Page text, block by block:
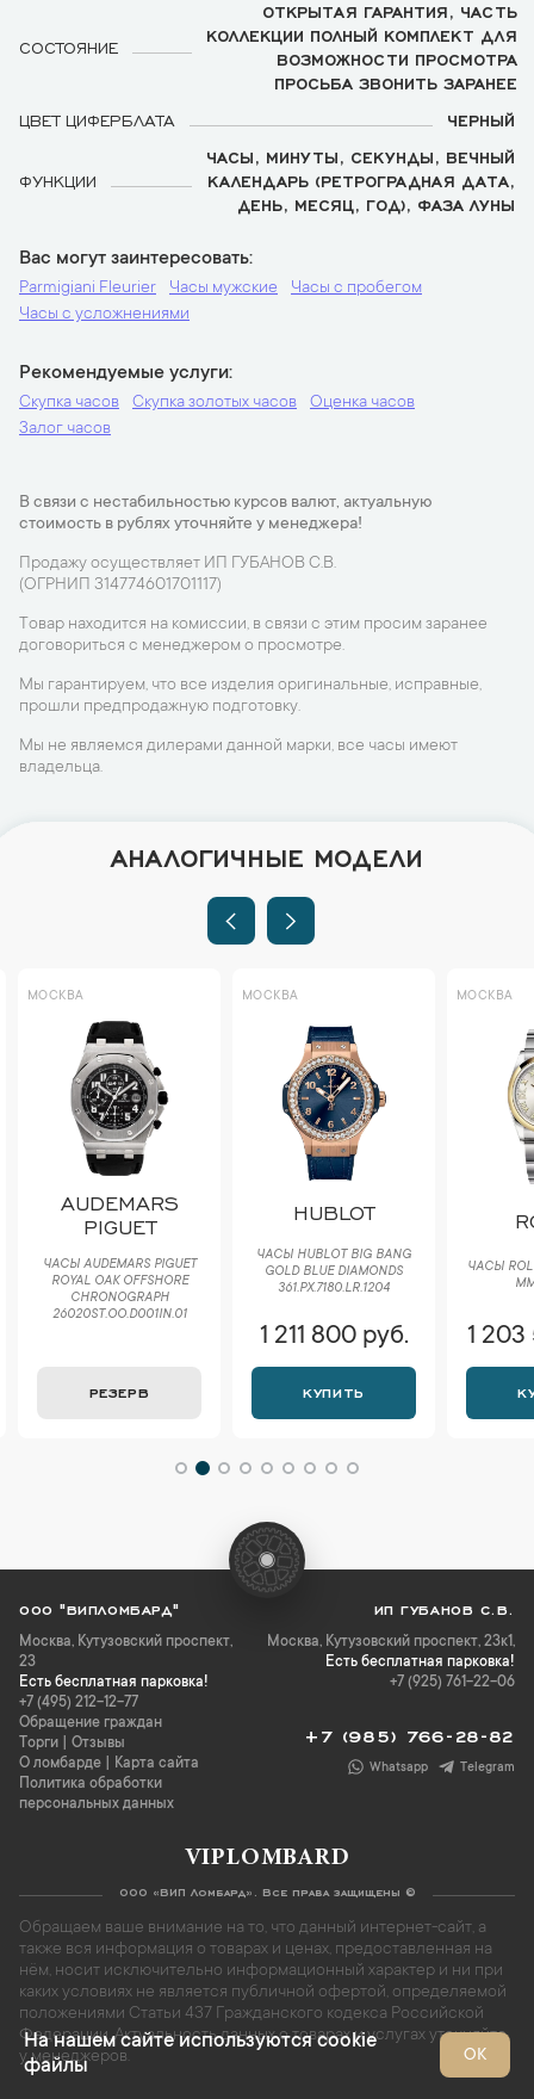
СОСТОЯНИЕ
ОТКРЫТАЯ ГАРАНТИЯ, ЧАСТЬ
КОЛЛЕКЦИИ ПОЛНЫЙ КОМПЛЕКТ ДЛЯ
ВОЗМОЖНОСТИ ПРОСМОТРА
ПРОСЬБА ЗВОНИТЬ ЗАРАНЕЕ
ЦВЕТ ЦИФЕРБЛАТА
ЧЕРНЫЙ
ФУНКЦИИ
ЧАСЫ, МИНУТЫ, СЕКУНДЫ, ВЕЧНЫЙ
КАЛЕНДАРЬ (РЕТРОГРАДНАЯ ДАТА,
ДЕНЬ, МЕСЯЦ, ГОД), ФАЗА ЛУНЫ
Вас могут заинтересовать
Parmigiani Fleurier Часы мужские
Часы с пробегом
Часы с усложнениями
Рекомендуемые услуги
Скупка часов Скупка золотых часов
Оценка часов
Залог часов
В связи с нестабильностью курсов валют, актуальную
стоимость в рублях уточняйте у менеджера!
Продажу осуществляет ИП ГУБАНОВ С.В.
(ОГРНИП 314774601701117)
Товар находится на комиссии, в связи с этим просим заранее
договориться с менеджером о просмотре.
Мы гарантируем, что все изделия оригинальные, исправные,
прошли предпродажную подготовку.
Мы не являемся дилерами данной марки, все часы имеют
владельца.
АНАЛОГИЧНЫЕ МОДЕЛИ
МОСКВА
AUDEMARS
PIGUET
ЧАСЫ AUDEMARS PIGUET
ROYAL OAK OFFSHORE
CHRONOGRAPH
26020ST.OO.D001IN.01
РЕЗЕРВ
МОСКВА
HUBLOT
ЧАСЫ HUBLOT BIG BANG
GOLD BLUE DIAMONDS
361.PX.7180.LR.1204
1 211 800 руб.
КУПИТЬ
МОСКВА
ЧАСЫ
ММ
1
ООО "ВИПЛОМБАРД"
Москва, Кутузовский проспект,
23
Есть бесплатная парковка!
+7 (495) 212-12-77
Обращение граждан
Торги
Отзывы
О ломбарде
Карта сайта
Политика обработки
персональных данных
ИП ГУБАНОВ С.В.
Москва, Кутузовский проспект, 23к1,
Есть бесплатная парковка!
+7 (925) 761-22-06
+7 (985) 766-28-82
Whatsapp Telegram
VIPLOMBARD
ООО «ВИП Ломбард». Все права защищены ©
Обращаем ваше внимание на то, что данный интернет-сайт, а
также вся информация о товарах и ценах, предоставленная на
нём, носит исключительно информационный характер и ни при
каких условиях не является публичной офертой, определяемой
положениями Статьи 437 Гражданского кодекса Российской
Федерации. Актуальность данных о товарах и услугах уточняйте
у менеджеров.
На нашем сайте используются cookie
файлы
ОК